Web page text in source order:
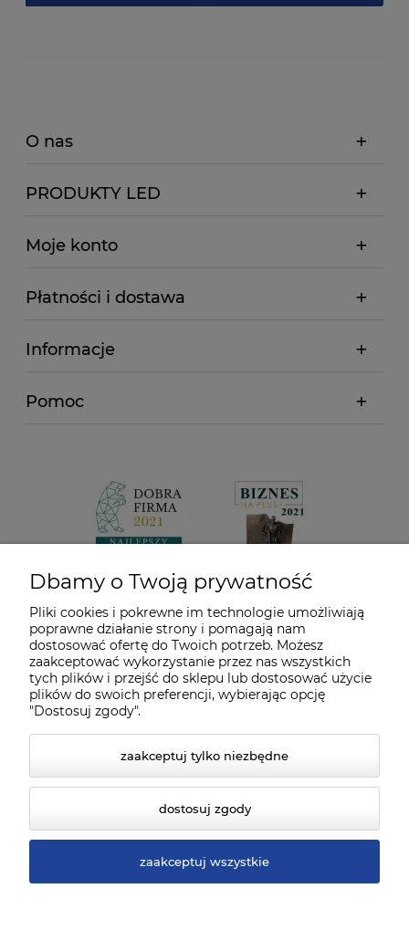
O nas
PRODUKTY LED
Moje konto
Płatności i dostawa
Informacje
Pomoc
Dbamy o Twoją prywatność
Pliki cookies i pokrewne im technologie umożliwiają
poprawne działanie strony i pomagają nam
dostosować ofertę do Twoich potrzeb. Możesz
zaakceptować wykorzystanie przez nas wszystkich
tych plików i przejść do sklepu lub dostosować użycie
plików do swoich preferencji, wybierając opcję
"Dostosuj zgody".
zaakceptuj tylko niezbędne
dostosuj zgody
zaakceptuj wszystkie